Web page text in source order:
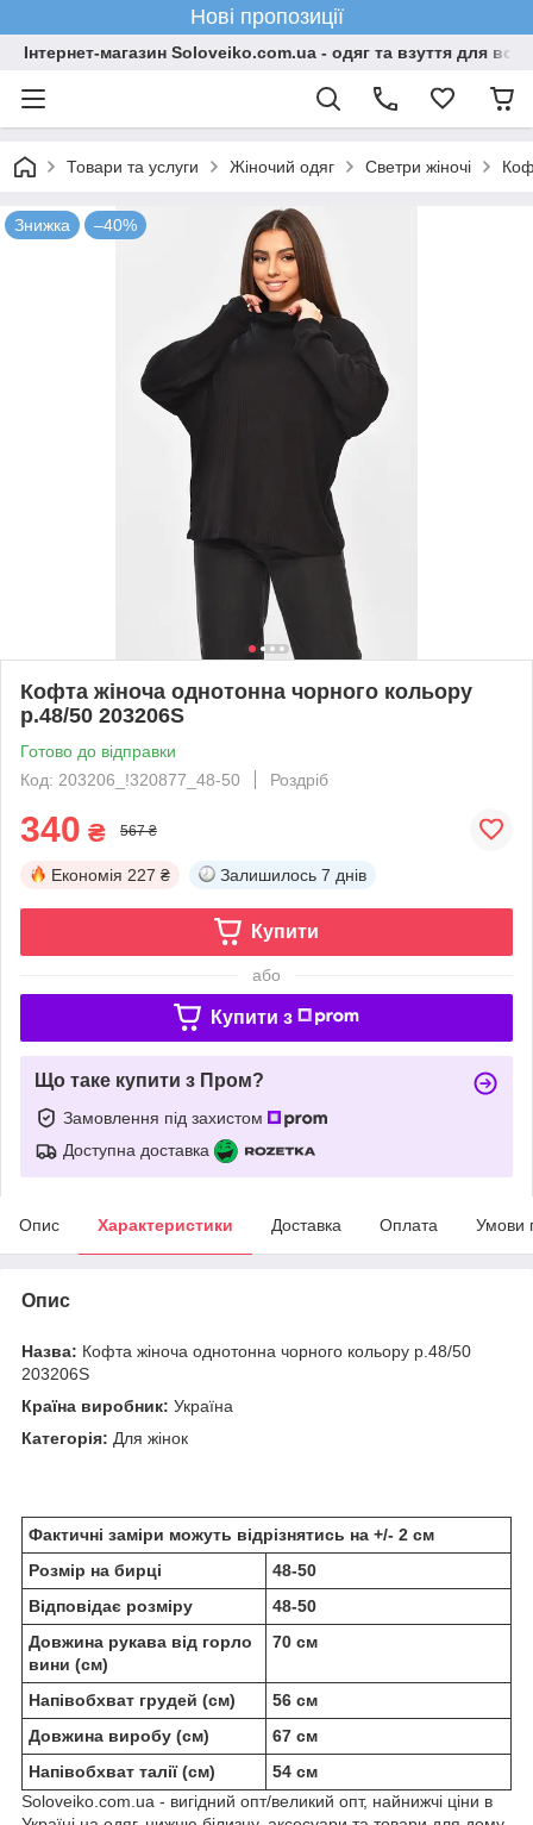
Нові пропозиції
Інтернет-магазин Soloveiko.com.ua - одяг та взуття для всієї
Товари та услуги Жіночий одяг Светри жіночі
Знижка –40%
Кофта жіноча однотонна чорного кольору
р.48/50 203206S
Готово до відправки
Код: 203206_!320877_48-50
Роздріб
340 ₴ 567 ₴
Економія 227 ₴ Залишилось 7 днів
Купити
або
Купити з
Що таке купити з Пром?
Замовлення під захистом
Доступна доставка
Опис Характеристики Доставка Оплата Умови
Опис
Назва: Кофта жіноча однотонна чорного кольору р.48/50
203206S
Країна виробник: Україна
Категорія: Для жінок
Фактичні заміри можуть відрізнятись на +/- 2 см
Розмір на бирці
48-50
Відповідає розміру
48-50
Довжина рукава від горло
вини (см)
70 см
Напівобхват грудей (см)
56 см
Довжина виробу (см)
67 см
Напівобхват талії (см)
54 см
Soloveiko.com.ua - вигідний опт/великий опт, найнижчі ціни в